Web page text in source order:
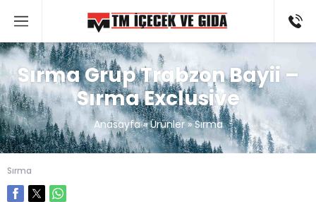
Sırma Grup Trabzon Bayii –
Sırma Exclusive
Anasayfa»Ürünler»Sırma
Sırma